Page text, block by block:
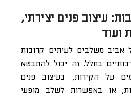
עיצוב פנים יצירתי,
ועוד
אביב משלבים לעיתים קרובות
בחלל. זה יכול להתבטא
על הקירות, בעיצוב פנים
או באפשרות לשלב מופעי